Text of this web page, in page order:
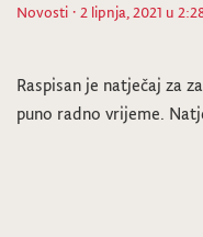
Novosti · 2 lipnja, 2021 u
Raspisan je natječaj za
puno radno vrijeme.